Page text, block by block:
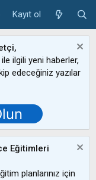
Kayıt ol
ilgili yeni haberler,
edeceğiniz yazılar
Eğitimleri
planlarınız için